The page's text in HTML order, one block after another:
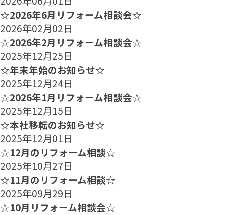
☆2026年6月リフォーム相談会☆
2026年02月02日
☆2026年2月リフォーム相談会☆
2025年12月25日
☆年末年始のお知らせ☆
2025年12月24日
☆2026年1月リフォーム相談会☆
2025年12月15日
☆本社移転のお知らせ☆
2025年12月01日
☆12月のリフォーム相談☆
2025年10月27日
☆11月のリフォーム相談☆
2025年09月29日
☆10月リフォーム相談会☆